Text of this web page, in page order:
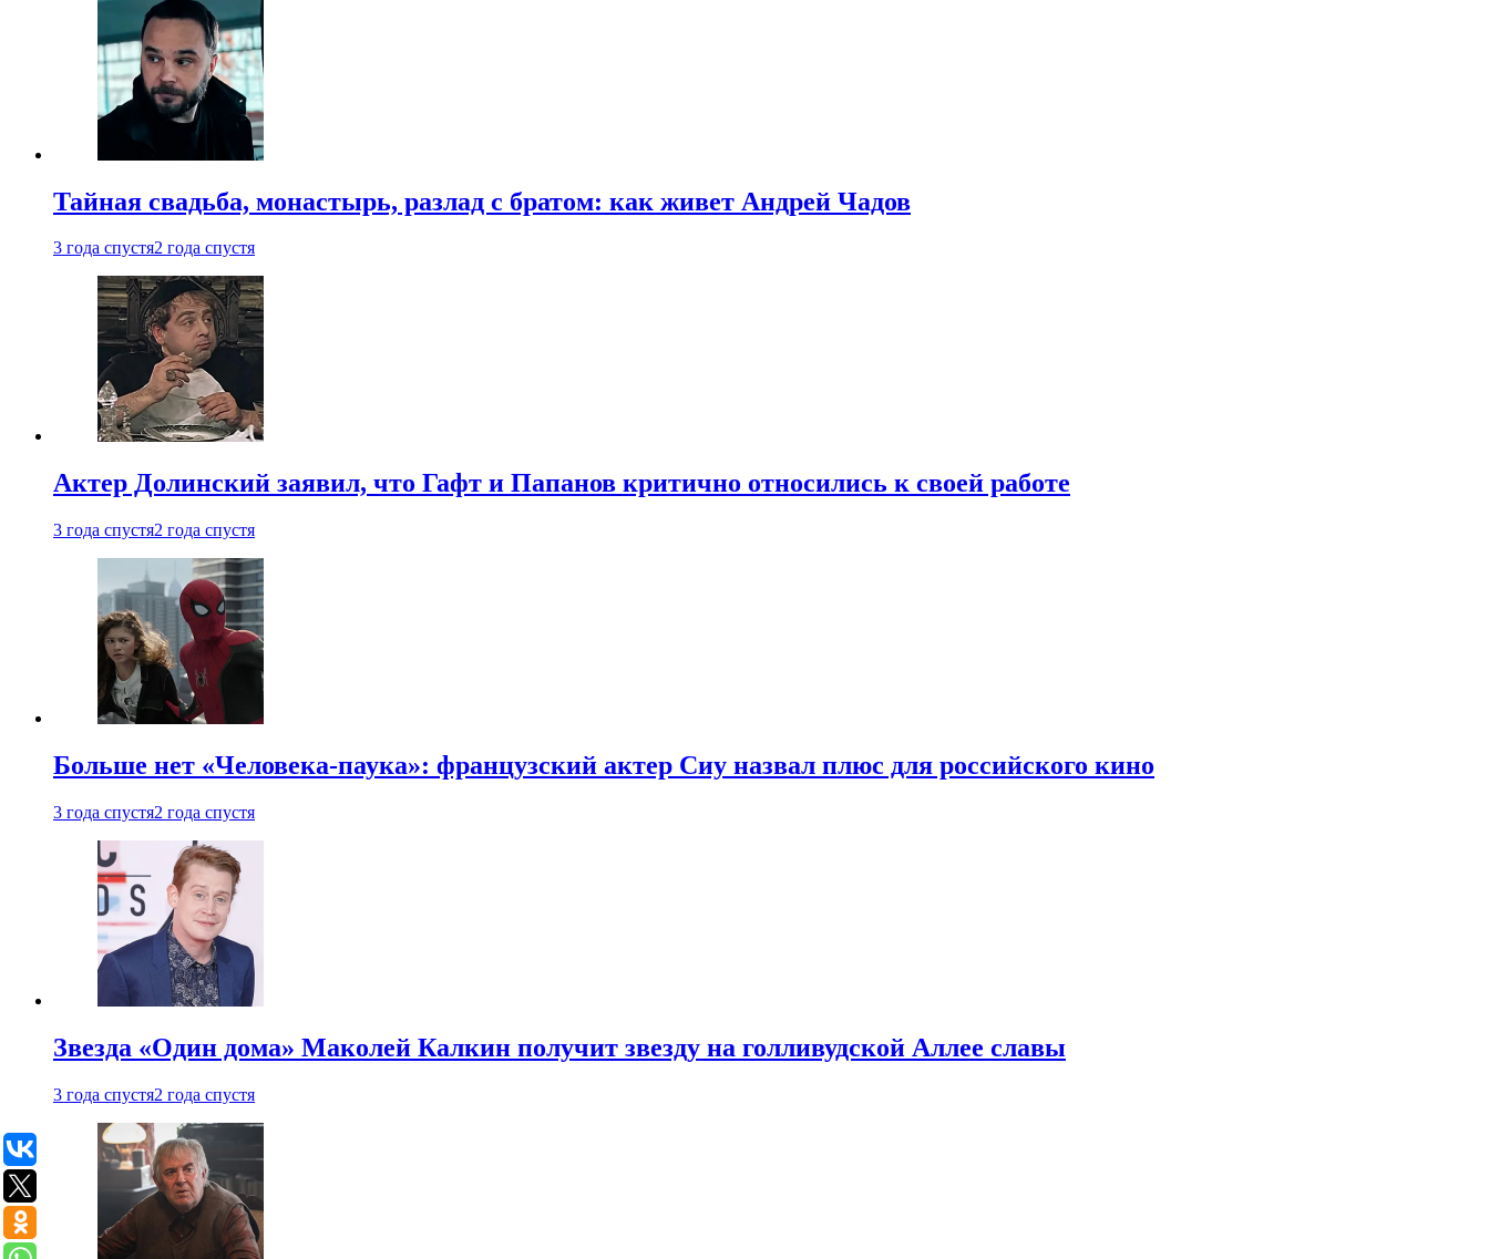
Тайная свадьба, монастырь, разлад с братом: как живет Андрей Чадов
3 года спустя2 года спустя
Актер Долинский заявил, что Гафт и Папанов критично относились к своей работе
3 года спустя2 года спустя
Больше нет «Человека-паука»: французский актер Сиу назвал плюс для российского кино
3 года спустя2 года спустя
Звезда «Один дома» Маколей Калкин получит звезду на голливудской Аллее славы
3 года спустя2 года спустя